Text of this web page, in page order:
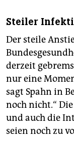
Steiler
Der steile
derzeit
nur eine
sagt Spahn in
noch nicht.“
und auch die
seien noch zu